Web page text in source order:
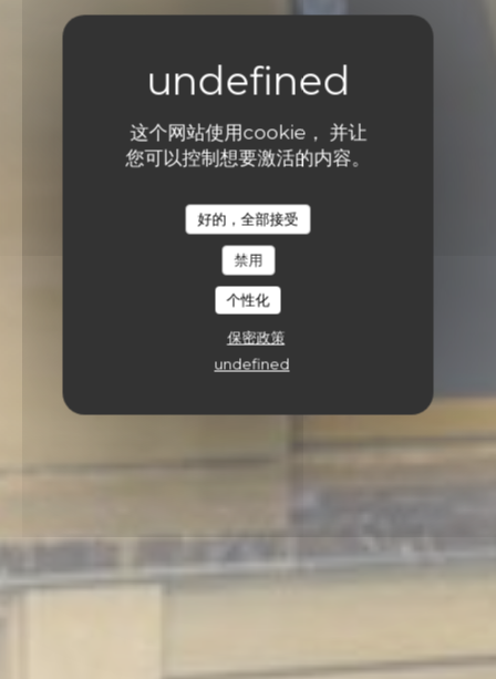
这个网站使用cookie， 并让
您可以控制想要激活的内容。
好的，全部接受
禁用
个性化
保密政策
undefined